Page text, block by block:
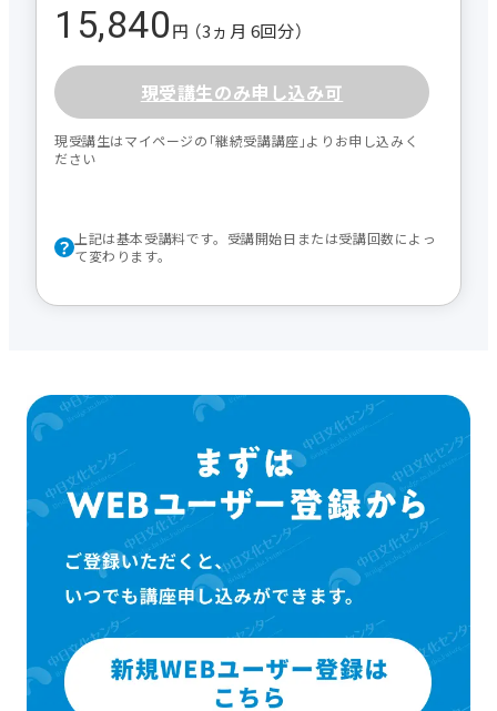
15,840円 （3ヵ月 6回分）
現受講生のみ申し込み可
現受講生はマイページの｢継続受講講座｣よりお申し込みく
ださい
上記は基本受講料です。受講開始日または受講回数によっ
て変わります。